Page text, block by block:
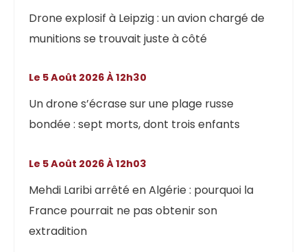
Drone explosif à Leipzig : un avion chargé de
munitions se trouvait juste à côté
Un drone s’écrase sur une plage russe
bondée : sept morts, dont trois enfants
Le 5 Août 2026 À 12h30
Mehdi Laribi arrêté en Algérie : pourquoi la
France pourrait ne pas obtenir son
extradition
Le 5 Août 2026 À 12h03